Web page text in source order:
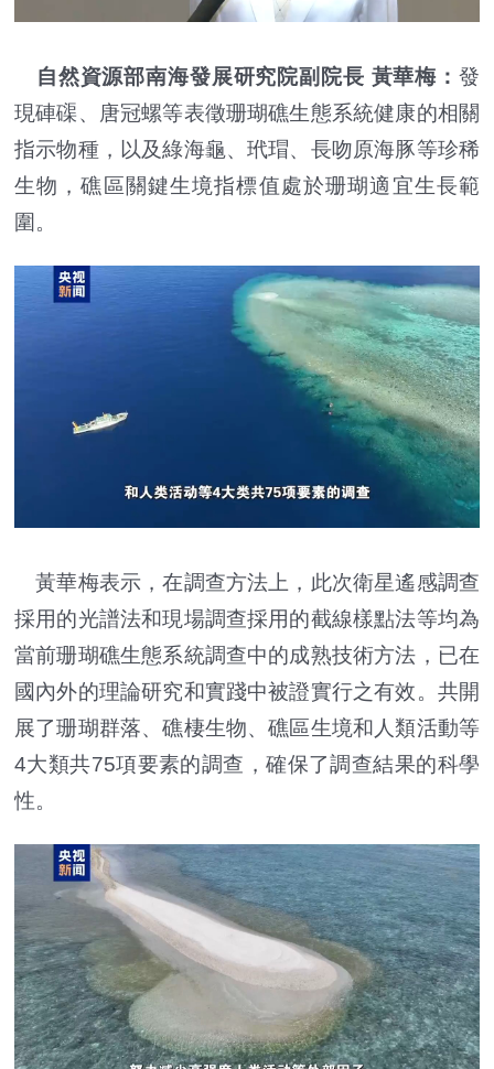
自然資源部南海發展研究院副院長 黃華梅：發
現硨磲、唐冠螺等表徵珊瑚礁生態系統健康的相關
指示物種，以及綠海龜、玳瑁、長吻原海豚等珍稀
生物，礁區關鍵生境指標值處於珊瑚適宜生長範
圍。
黃華梅表示，在調查方法上，此次衛星遙感調查
採用的光譜法和現場調查採用的截線樣點法等均為
當前珊瑚礁生態系統調查中的成熟技術方法，已在
國內外的理論研究和實踐中被證實行之有效。共開
展了珊瑚群落、礁棲生物、礁區生境和人類活動等
4大類共75項要素的調查，確保了調查結果的科學
性。